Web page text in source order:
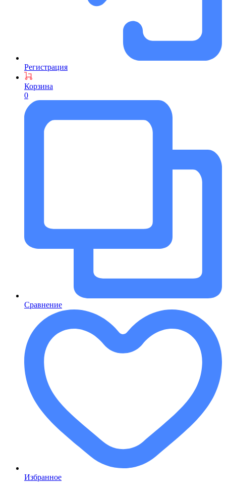
Регистрация
Корзина
0
Сравнение
Избранное